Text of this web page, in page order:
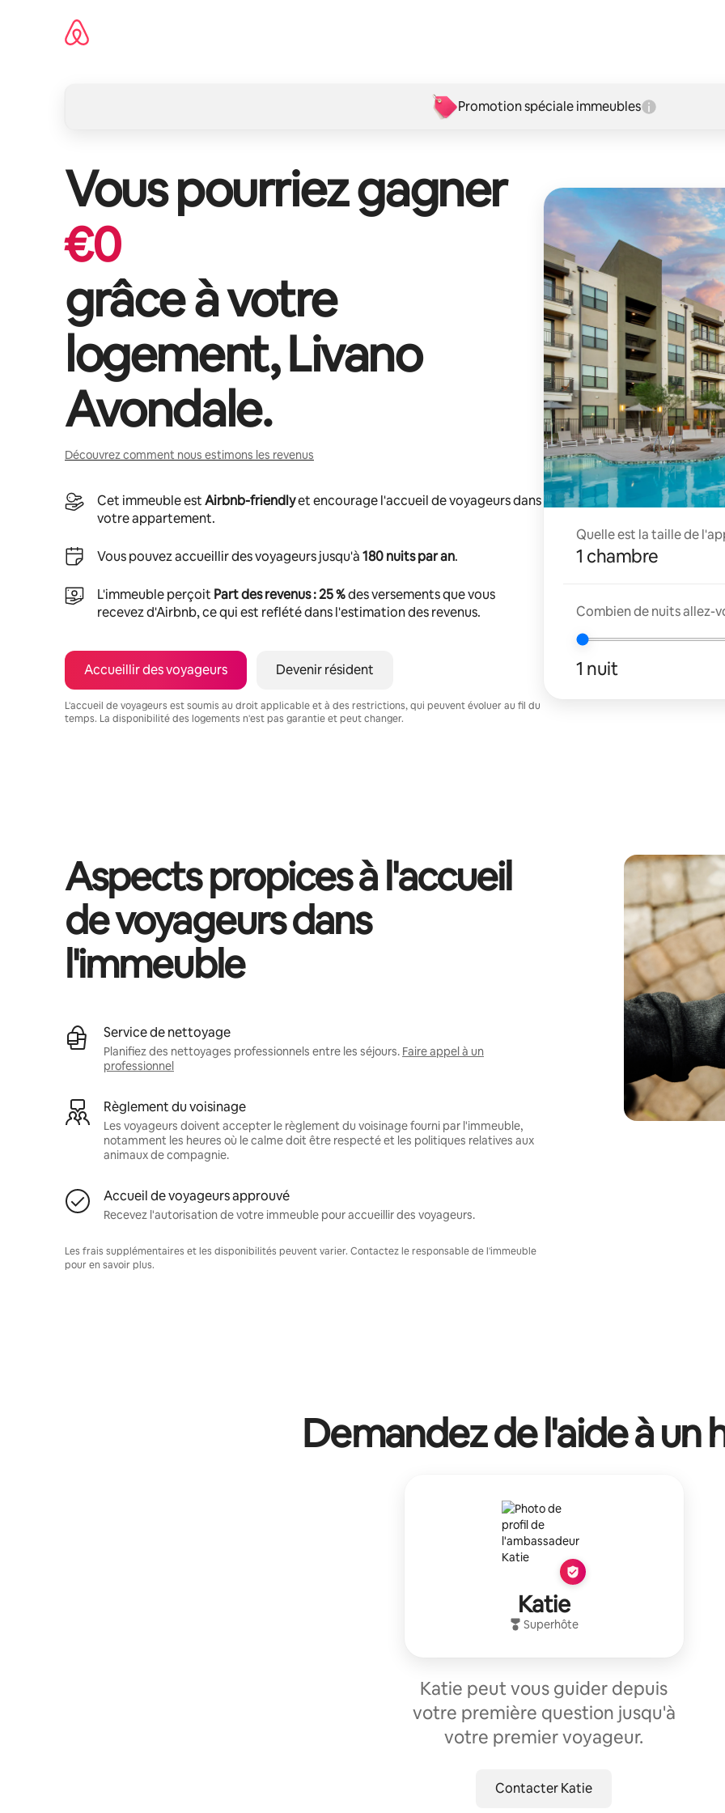
Promotion spéciale immeubles
Vous pourriez gagner
€0
grâce à votre
logement,Livano
Avondale.
Découvrez comment nous estimons les revenus
Cet immeuble estAirbnb-friendlyet encourage l'accueil de voyageurs dans
votre appartement.
Vous pouvez accueillir des voyageurs jusqu'à180 nuits par an.
L'immeuble perçoit Part des revenus : 25 %des versements que vous
recevez d'Airbnb, ce qui est reflété dans l'estimation des revenus.
Accueillir des voyageurs Devenir résident
L'accueil de voyageurs est soumis au droit applicable et à des restrictions, qui peuvent évoluer au fil du
temps. La disponibilité des logements n'est pas garantie et peut changer.
Quelle est la taille de
1 chambre
Combien de nuits allez-
1 nuit
Aspects propices à l'accueil
de voyageurs dans
l'immeuble
Service de nettoyage
Planifiez des nettoyages professionnels entre les séjours. Faire appel à un
professionnel
Règlement du voisinage
Les voyageurs doivent accepter le règlement du voisinage fourni par l'immeuble,
notamment les heures où le calme doit être respecté et les politiques relatives aux
animaux de compagnie.
Accueil de voyageurs approuvé
Recevez l'autorisation de votre immeuble pour accueillir des voyageurs.
Les frais supplémentaires et les disponibilités peuvent varier. Contactez le responsable de l'immeuble
pour en savoir plus.
Demandez de l'aide à un
Katie
Superhôte
Katie peut vous guider depuis
votre première question jusqu'à
votre premier voyageur.
Contacter Katie